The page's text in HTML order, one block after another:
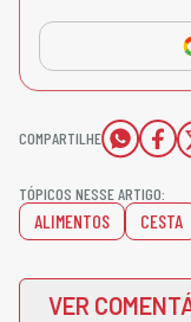
COMPARTILHE
TÓPICOS NESSE ARTIGO:
ALIMENTOS CESTA
VER